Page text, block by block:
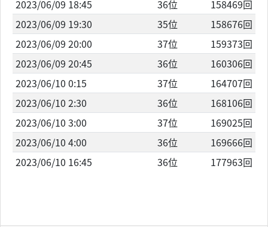
2023/06/09 18:45
36位
158469回
2023/06/09 19:30
35位
158676回
2023/06/09 20:00
37位
159373回
2023/06/09 20:45
36位
160306回
2023/06/10 0:15
37位
164707回
2023/06/10 2:30
36位
168106回
2023/06/10 3:00
37位
169025回
2023/06/10 4:00
36位
169666回
2023/06/10 16:45
36位 177963回